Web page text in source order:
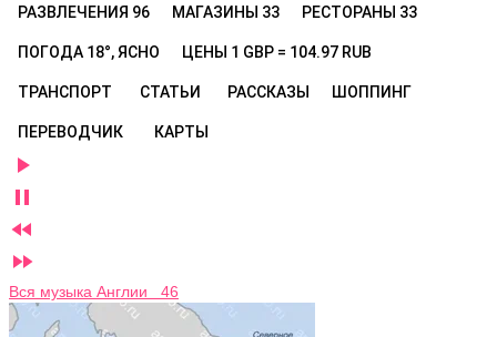
РАЗВЛЕЧЕНИЯ 96 МАГАЗИНЫ 33 РЕСТОРАНЫ 33
ПОГОДА 18°, ЯСНО ЦЕНЫ 1 GBP = 104.97 RUB
ТРАНСПОРТ СТАТЬИ РАССКАЗЫ ШОППИНГ
ПЕРЕВОДЧИК КАРТЫ




Вся музыка Англии 46